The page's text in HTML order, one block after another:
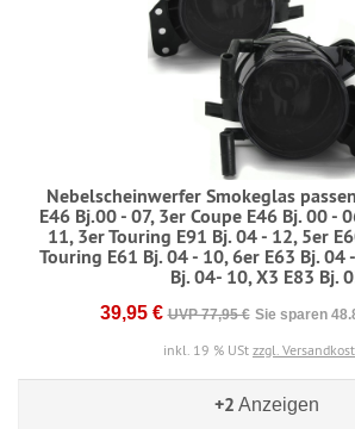
Nebelscheinwerfer Smokeglas
E46 Bj.00 - 07, 3er Coupe E46 Bj. 00 -
11, 3er Touring E91 Bj. 04 - 12, 5er
Touring E61 Bj. 04 - 10, 6er E63 Bj. 04
Bj. 04- 10, X3 E83 Bj.
39,95 € UVP 77,95 € Sie sparen
inkl. 19 % USt zzgl.
+2 Anzeigen